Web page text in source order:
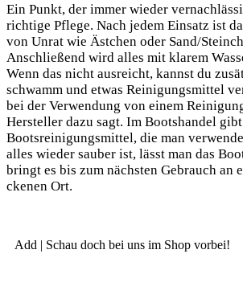
Ein Punkt, der immer wie­der
rich­ti­ge Pfle­ge. Nach jedem Ein­satz ist
von Unrat wie Äst­chen oder Sand/
Anschlie­ßend wird alles mit kla­rem
Wenn das nicht aus­reicht, kannst du
schwamm und etwas Rei­ni­gungs­mit­tel
bei der Ver­wen­dung von einem
Her­stel­ler dazu sagt. Im Boots­han­del
Boots­rei­ni­gungs­mit­tel, die man
alles wie­der sau­ber ist, lässt man das
bringt es bis zum nächs­ten Gebrauch
cke­nen Ort.
Add | Schau doch bei uns im Shop vorbei!